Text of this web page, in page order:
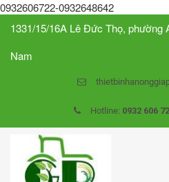
0932606722-0932648642
1331/15/16A Lê Đức Thọ, phường
Nam
Hotline: 0932 606